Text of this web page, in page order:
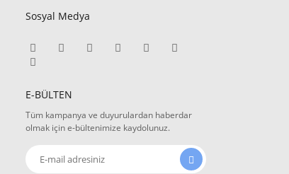
Sosyal Medya
E-BÜLTEN
Tüm kampanya ve duyurulardan haberdar
olmak için e-bültenimize kaydolunuz.